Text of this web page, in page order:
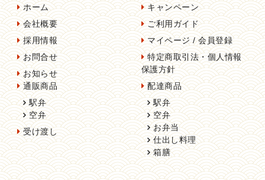
ホーム
会社概要
採用情報
お問合せ
お知らせ
通販商品
駅弁
空弁
受け渡し
配達商品
駅弁
空弁
お弁当
仕出し料理
箱膳
キャンペーン
ご利用ガイド
マイページ / 会員登録
特定商取引法・個人情報
保護方針